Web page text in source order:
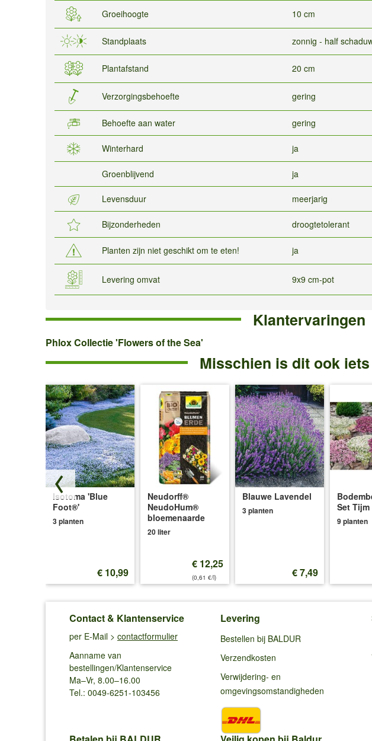
Groeihoogte 10 cm
Standplaats zonnig - half
Plantafstand 20 cm
Verzorgingsbehoefte gering
Behoefte aan water gering
Winterhard ja
Groenblijvend ja
Levensduur meerjarig
Bijzonderheden droogtetolerant
Planten zijn niet geschikt om te eten! ja
Levering omvat 9x9 cm-pot
Klantervaringen
Phlox
of
the
Sea'
Phlox Collectie 'Flowers of the Sea'
Misschien is dit ook
Isotoma 'Blue
Foot®'
3 planten
€ 10,99
Neudorff®
NeudoHum®
bloemenaarde
20 liter
€ 12,25
(0,61 €/l)
Blauwe Lavendel
3 planten
€ 7,49
Set Tijm
9 planten
Contact & Klantenservice
per E-Mail > contactformulier
Aanname van
bestellingen/Klantenservice
Ma–Vr, 8.00–16.00
Tel.: 0049-6251-103456
Levering
Bestellen bij BALDUR
Verzendkosten
Verwijdering- en
omgevingsomstandigheden